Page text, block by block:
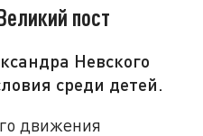
пост
Невского
среди детей.
движения